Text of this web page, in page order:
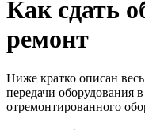
Как сдать
ремонт
Ниже кратко описан
передачи оборудования
отремонтированного